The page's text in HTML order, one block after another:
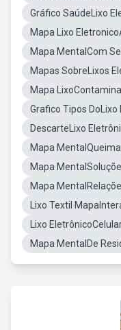
Gráfico SaúdeLixo
Mapa Lixo
Mapa MentalCom
Mapas SobreLixos
Mapa
Grafico Tipos DoLixo
DescarteLixo
Mapa
Mapa
Mapa
Lixo Textil
Lixo
Mapa MentalDe